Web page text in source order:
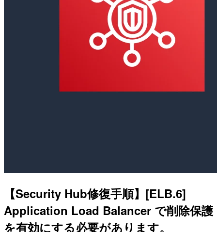
【Security Hub修復手順】[ELB.6]
Application Load Balancer で削除保護
を有効にする必要があります。